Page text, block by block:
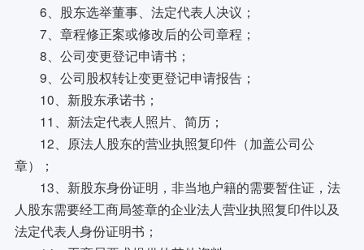
6、股东选举董事、法定代表人决议；
7、章程修正案或修改后的公司章程；
8、公司变更登记申请书；
9、公司股权转让变更登记申请报告；
10、新股东承诺书；
11、新法定代表人照片、简历；
12、原法人股东的营业执照复印件（加盖公司公
章）；
13、新股东身份证明，非当地户籍的需要暂住证，法
人股东需要经工商局签章的企业法人营业执照复印件以及
法定代表人身份证明书；